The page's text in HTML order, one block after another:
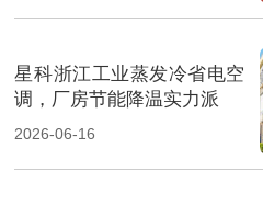
星科浙江工业蒸发冷省电空
调，厂房节能降温实力派
2026-06-16